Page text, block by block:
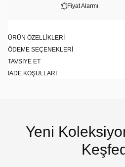
Fiyat Alarmı
ÜRÜN ÖZELLIKLERI
ÖDEME SEÇENEKLERI
TAVSIYE ET
İADE KOŞULLARI
Yeni